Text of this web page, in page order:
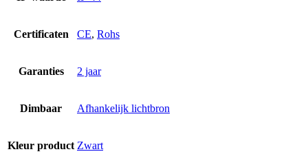
Certificaten CE, Rohs
Garanties 2 jaar
Dimbaar Afhankelijk lichtbron
Kleur product Zwart